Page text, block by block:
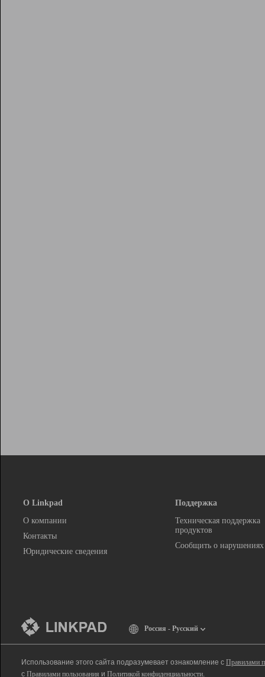
О Linkpad
О компании
Контакты
Юридические сведения
Поддержка
Техническая поддержка
продуктов
Сообщить о нарушениях
Россия - Русский
Использование этого сайта подразумевает ознакомление с Правилами
с Правилами пользования и Политикой конфиденциальности.